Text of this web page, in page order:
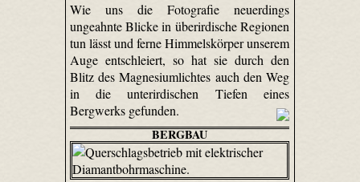
Wie uns die Fotografie neuerdings
ungeahnte Blicke in überirdische Regionen
tun lässt und ferne Himmelskörper unserem
Auge entschleiert, so hat sie durch den
Blitz des Magnesiumlichtes auch den Weg
in die unterirdischen Tiefen eines
Bergwerks gefunden.
BERGBAU